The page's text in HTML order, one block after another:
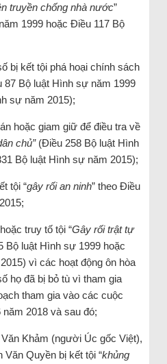
truyền chống nhà nước”
1999 hoặc Điều 117 Bộ
bị kết tội phá hoại chính sách
87 Bộ luật Hình sự năm 1999
sự năm 2015);
hoặc giam giữ để điều tra về
chủ”(Điều 258 Bộ luật Hình
Bộ luật Hình sự năm 2015);
tội “gây rối an ninh” theo Điều
truy tố tội “Gây rối trật tự
Bộ luật Hình sự 1999 hoặc
vì các hoạt động ôn hòa
họ đã bị bỏ tù vì tham gia
tham gia vào các cuộc
2018 và sau đó;
Khảm (người Úc gốc Việt),
Văn Quyền bị kết tội “khủng